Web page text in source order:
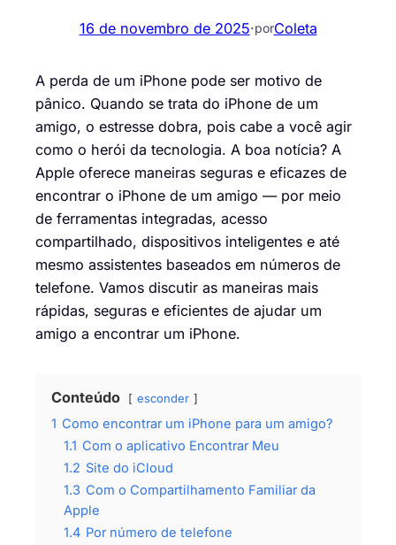
16 de novembro de 2025·porColeta
A perda de um iPhone pode ser motivo de
pânico. Quando se trata do iPhone de um
amigo, o estresse dobra, pois cabe a você agir
como o herói da tecnologia. A boa notícia? A
Apple oferece maneiras seguras e eficazes de
encontrar o iPhone de um amigo — por meio
de ferramentas integradas, acesso
compartilhado, dispositivos inteligentes e até
mesmo assistentes baseados em números de
telefone. Vamos discutir as maneiras mais
rápidas, seguras e eficientes de ajudar um
amigo a encontrar um iPhone.
Conteúdo esconder
1 Como encontrar um iPhone para um amigo?
1.1 Com o aplicativo Encontrar Meu
1.2 Site do iCloud
1.3 Com o Compartilhamento Familiar da
Apple
1.4 Por número de telefone